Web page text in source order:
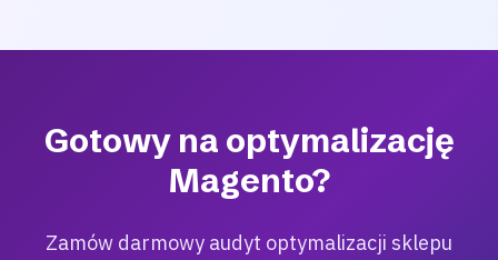
Gotowy na optymalizację
Magento?
Zamów darmowy audyt optymalizacji sklepu